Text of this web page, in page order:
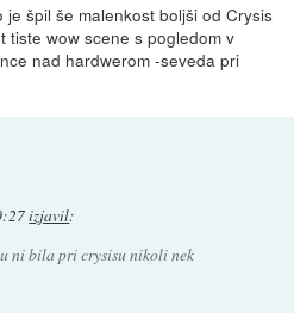
špil še malenkost boljši od Crysis
tiste wow scene s pogledom v
nad hardwerom -seveda pri
izjavil:
ni bila pri crysisu nikoli nek